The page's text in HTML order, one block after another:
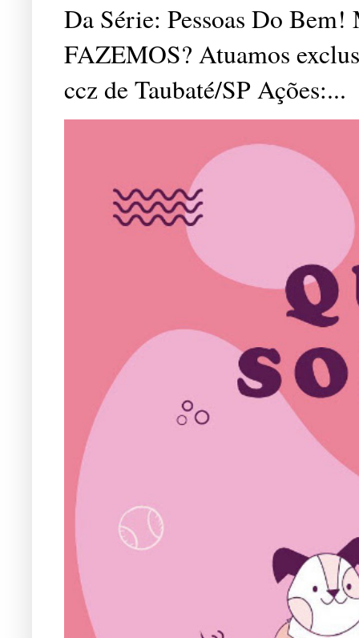
Da Série: Pessoas Do
FAZEMOS? Atuamos
ccz de Taubaté/SP Ações:...